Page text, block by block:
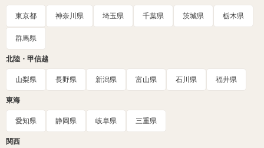
東京都 神奈川県 埼玉県 千葉県 茨城県 栃木県
群馬県
北陸・甲信越
山梨県 長野県 新潟県 富山県 石川県 福井県
東海
愛知県 静岡県 岐阜県 三重県
関西